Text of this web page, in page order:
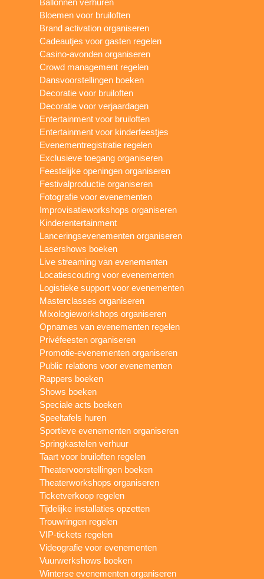
Bloemen voor bruiloften
Brand activation organiseren
Cadeautjes voor gasten regelen
Casino-avonden organiseren
Crowd management regelen
Dansvoorstellingen boeken
Decoratie voor bruiloften
Decoratie voor verjaardagen
Entertainment voor bruiloften
Entertainment voor kinderfeestjes
Evenementregistratie regelen
Exclusieve toegang organiseren
Feestelijke openingen organiseren
Festivalproductie organiseren
Fotografie voor evenementen
Improvisatieworkshops organiseren
Kinderentertainment
Lanceringsevenementen organiseren
Lasershows boeken
Live streaming van evenementen
Locatiescouting voor evenementen
Logistieke support voor evenementen
Masterclasses organiseren
Mixologieworkshops organiseren
Opnames van evenementen regelen
Privéfeesten organiseren
Promotie-evenementen organiseren
Public relations voor evenementen
Rappers boeken
Shows boeken
Speciale acts boeken
Speeltafels huren
Sportieve evenementen organiseren
Springkastelen verhuur
Taart voor bruiloften regelen
Theatervoorstellingen boeken
Theaterworkshops organiseren
Ticketverkoop regelen
Tijdelijke installaties opzetten
Trouwringen regelen
VIP-tickets regelen
Videografie voor evenementen
Vuurwerkshows boeken
Winterse evenementen organiseren